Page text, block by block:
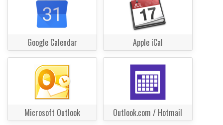
Google Calendar Apple iCal
Microsoft Outlook Outlook.com / Hotmail